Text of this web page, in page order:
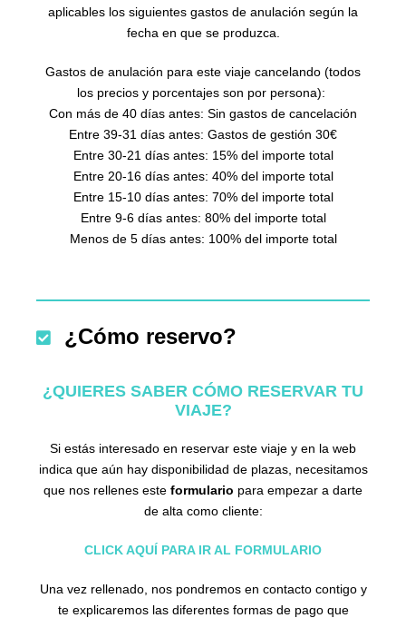
aplicables los siguientes gastos de anulación según la
fecha en que se produzca.
Gastos de anulación para este viaje cancelando (todos
los precios y porcentajes son por persona):
Con más de 40 días antes: Sin gastos de cancelación
Entre 39-31 días antes: Gastos de gestión 30€
Entre 30-21 días antes: 15% del importe total
Entre 20-16 días antes: 40% del importe total
Entre 15-10 días antes: 70% del importe total
Entre 9-6 días antes: 80% del importe total
Menos de 5 días antes: 100% del importe total
¿Cómo reservo?
¿QUIERES SABER CÓMO RESERVAR TU
VIAJE?
Si estás interesado en reservar este viaje y en la web
indica que aún hay disponibilidad de plazas, necesitamos
que nos rellenes este formulario para empezar a darte
de alta como cliente:
CLICK AQUÍ PARA IR AL FORMULARIO
Una vez rellenado, nos pondremos en contacto contigo y
te explicaremos las diferentes formas de pago que